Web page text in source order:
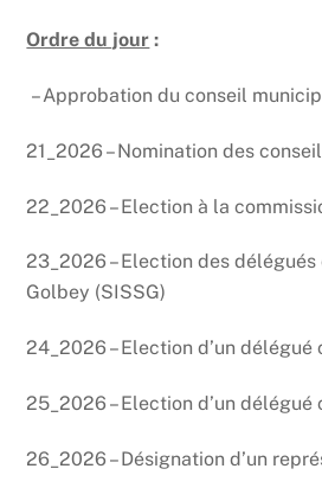
Ordre du jour :
– Approbation du conseil
21_2026 – Nomination des
22_2026 – Election à la
23_2026 – Election des
Golbey (SISSG)
24_2026 – Election d’un
25_2026 – Election d’un
26_2026 – Désignation d’un